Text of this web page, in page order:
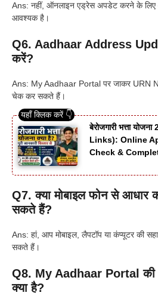
Ans: नहीं, ऑनलाइन एड्रेस अपडेट करने के लिए
आवश्यक है।
Q6. Aadhaar Address
करें?
Ans: My Aadhaar Portal पर जाकर URN
चेक कर सकते हैं।
बेरोजगारी भत्ता
Links): Online
Check &
Q7. क्या मोबाइल फोन से आधार
सकते हैं?
Ans: हां, आप मोबाइल, लैपटॉप या कंप्यूटर की
सकते हैं।
Q8. My Aadhaar Portal की
क्या है?